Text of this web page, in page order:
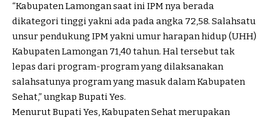
“Kabupaten Lamongan saat ini IPM nya berada
dikategori tinggi yakni ada pada angka 72,58. Salahsatu
unsur pendukung IPM yakni umur harapan hidup (UHH)
Kabupaten Lamongan 71,40 tahun. Hal tersebut tak
lepas dari program-program yang dilaksanakan
salahsatunya program yang masuk dalam Kabupaten
Sehat,” ungkap Bupati Yes.
Menurut Bupati Yes, Kabupaten Sehat merupakan